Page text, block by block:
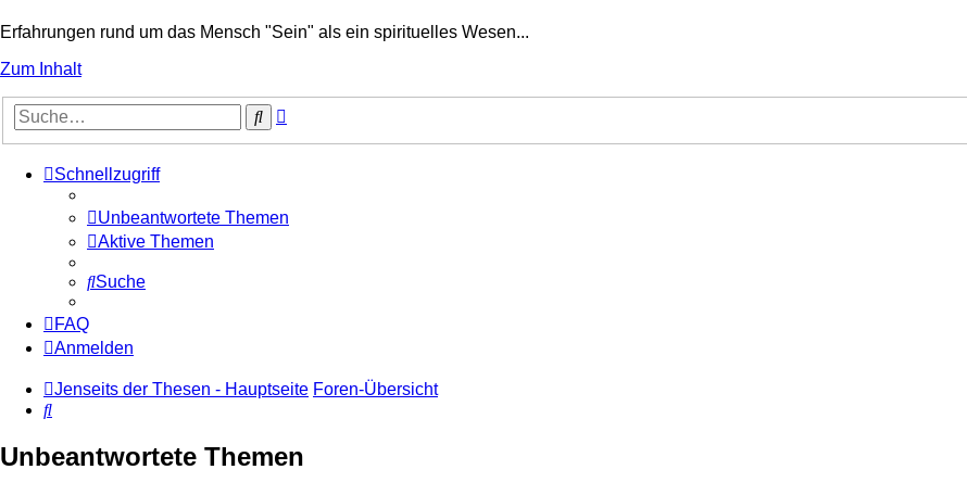
Erfahrungen rund um das Mensch "Sein" als ein spirituelles Wesen...
Zum Inhalt
Suche
Schnellzugriff
Unbeantwortete Themen
Aktive Themen
Suche
FAQ
Anmelden
Jenseits der Thesen - Hauptseite Foren-Übersicht
Suche
Unbeantwortete Themen